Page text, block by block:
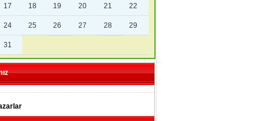
17 18 19 20 21 22
24 25 26 27 28 29
31